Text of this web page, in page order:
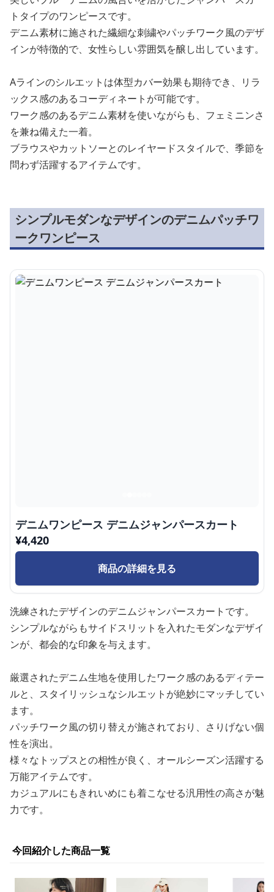
トタイプのワンピースです。
デニム素材に施された繊細な刺繍やパッチワーク風のデザ
インが特徴的で、女性らしい雰囲気を醸し出しています。
Aラインのシルエットは体型カバー効果も期待でき、リラ
ックス感のあるコーディネートが可能です。
ワーク感のあるデニム素材を使いながらも、フェミニンさ
を兼ね備えた一着。
ブラウスやカットソーとのレイヤードスタイルで、季節を
問わず活躍するアイテムです。
シンプルモダンなデザインのデニムパッチワ
ークワンピース
デニムワンピース デニムジャンパースカート
¥4,420
商品の詳細を見る
洗練されたデザインのデニムジャンパースカートです。
シンプルながらもサイドスリットを入れたモダンなデザイ
ンが、都会的な印象を与えます。
厳選されたデニム生地を使用したワーク感のあるディテー
ルと、スタイリッシュなシルエットが絶妙にマッチしてい
ます。
パッチワーク風の切り替えが施されており、さりげない個
性を演出。
様々なトップスとの相性が良く、オールシーズン活躍する
万能アイテムです。
カジュアルにもきれいめにも着こなせる汎用性の高さが魅
力です。
今回紹介した商品一覧